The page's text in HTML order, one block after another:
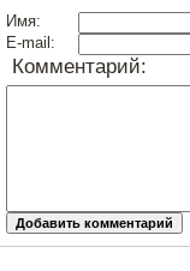
Имя:
E-mail:
Комментарий: